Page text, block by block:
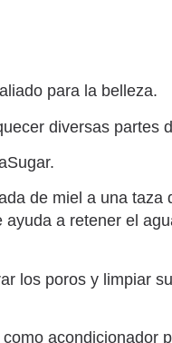
para la belleza.
diversas partes
de miel a una taza
a retener el
los poros y limpiar
acondicionador